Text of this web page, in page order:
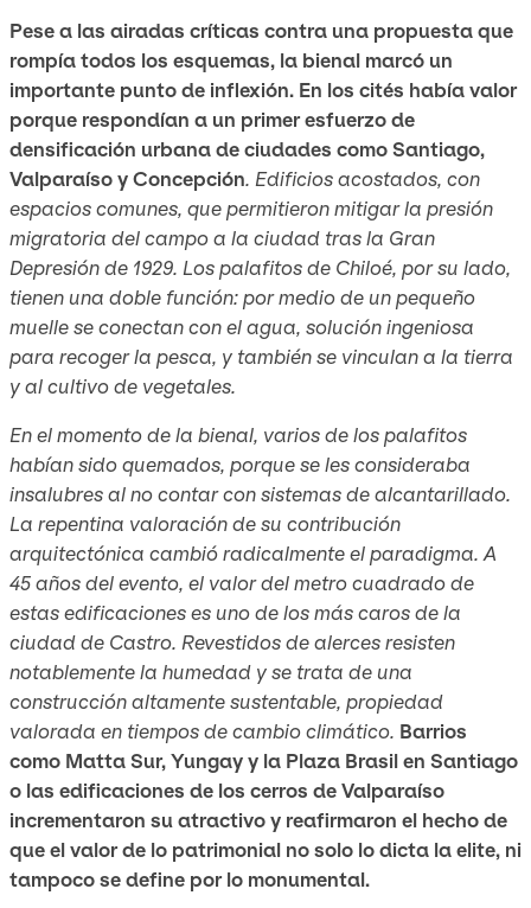
Pese a las airadas críticas contra una propuesta que
rompía todos los esquemas, la bienal marcó un
importante punto de inflexión. En los cités había valor
porque respondían a un primer esfuerzo de
densificación urbana de ciudades como Santiago,
Valparaíso y Concepción. Edificios acostados, con
espacios comunes, que permitieron mitigar la presión
migratoria del campo a la ciudad tras la Gran
Depresión de 1929. Los palafitos de Chiloé, por su lado,
tienen una doble función: por medio de un pequeño
muelle se conectan con el agua, solución ingeniosa
para recoger la pesca, y también se vinculan a la tierra
y al cultivo de vegetales.
En el momento de la bienal, varios de los palafitos
habían sido quemados, porque se les consideraba
insalubres al no contar con sistemas de alcantarillado.
La repentina valoración de su contribución
arquitectónica cambió radicalmente el paradigma. A
45 años del evento, el valor del metro cuadrado de
estas edificaciones es uno de los más caros de la
ciudad de Castro. Revestidos de alerces resisten
notablemente la humedad y se trata de una
construcción altamente sustentable, propiedad
valorada en tiempos de cambio climático. Barrios
como Matta Sur, Yungay y la Plaza Brasil en Santiago
o las edificaciones de los cerros de Valparaíso
incrementaron su atractivo y reafirmaron el hecho de
que el valor de lo patrimonial no solo lo dicta la elite, ni
tampoco se define por lo monumental.